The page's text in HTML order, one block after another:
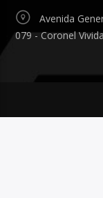
Avenida
079 - Coronel